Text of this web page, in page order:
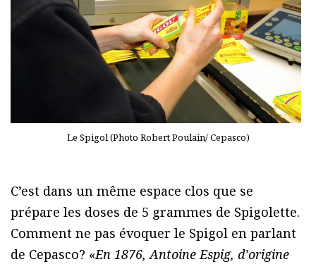
Le Spigol (Photo Robert Poulain/ Cepasco)
C’est dans un même espace clos que se
prépare les doses de 5 grammes de Spigolette.
Comment ne pas évoquer le Spigol en parlant
de Cepasco? «En 1876, Antoine Espig, d’origine